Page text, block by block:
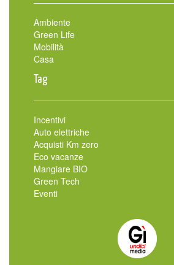
Ambiente
Green Life
Mobilità
Casa
Tag
Incentivi
Auto elettriche
Acquisti Km zero
Eco vacanze
Mangiare BIO
Green Tech
Eventi